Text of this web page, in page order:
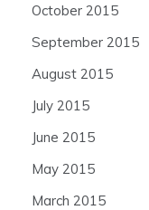
October 2015
September 2015
August 2015
July 2015
June 2015
May 2015
March 2015